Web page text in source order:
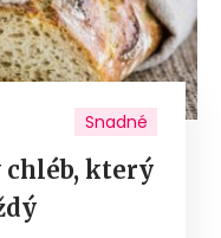
Snadné
chléb, který